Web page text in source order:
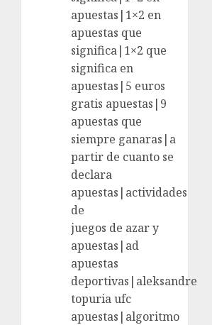
apuestas|1×2 en
apuestas que
significa|1×2 que
significa en
apuestas|5 euros
gratis apuestas|9
apuestas que
siempre ganaras|a
partir de cuanto se
declara
apuestas|actividades
de
juegos de azar y
apuestas|ad
apuestas
deportivas|aleksandre
topuria ufc
apuestas|algoritmo